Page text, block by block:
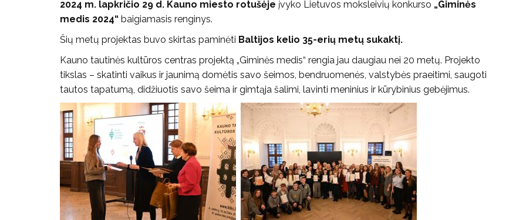
2024 m. lapkričio 29 d. Kauno miesto rotušėje įvyko Lietuvos moksleivių konkurso „Giminės
medis 2024“ baigiamasis renginys.
Šių metų projektas buvo skirtas paminėti Baltijos kelio 35-erių metų sukaktį.
Kauno tautinės kultūros centras projektą „Giminės medis“ rengia jau daugiau nei 20 metų. Projekto
tikslas – skatinti vaikus ir jaunimą domėtis savo šeimos, bendruomenės, valstybės praeitimi, saugoti
tautos tapatumą, didžiuotis savo šeima ir gimtąja šalimi, lavinti meninius ir kūrybinius gebėjimus.